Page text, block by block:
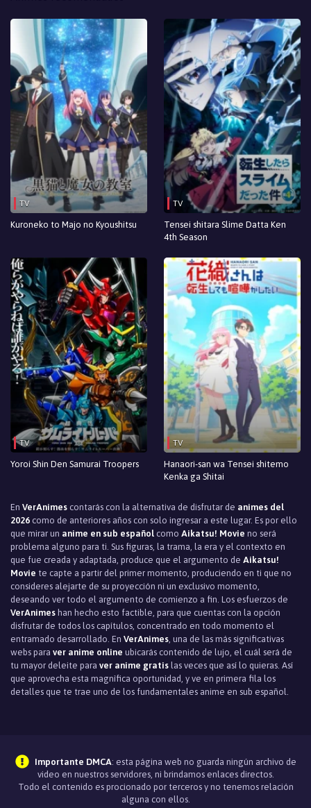
TV
Kuroneko to Majo no Kyoushitsu
TV
Tensei shitara Slime Datta Ken
4th Season
TV
Yoroi Shin Den Samurai Troopers
TV
Hanaori-san wa Tensei shitemo
Kenka ga Shitai
En VerAnimes contarás con la alternativa de disfrutar de animes del
2026 como de anteriores años con solo ingresar a este lugar. Es por ello
que mirar un anime en sub español como Aikatsu! Movie no será
problema alguno para ti. Sus figuras, la trama, la era y el contexto en
que fue creada y adaptada, produce que el argumento de Aikatsu!
Movie te capte a partir del primer momento, produciendo en ti que no
consideres alejarte de su proyección ni un exclusivo momento,
deseando ver todo el argumento de comienzo a fin. Los esfuerzos de
VerAnimes han hecho esto factible, para que cuentas con la opción
disfrutar de todos los capítulos, concentrado en todo momento el
entramado desarrollado. En VerAnimes , una de las más significativas
webs para ver anime online ubicarás contenido de lujo, el cuál será de
tu mayor deleite para ver anime gratis las veces que así lo quieras. Así
que aprovecha esta magnìfica oportunidad, y ve en primera fila los
detalles que te trae uno de los fundamentales anime en sub español.
Importante DMCA: esta página web no guarda ningún archivo de
video en nuestros servidores, ni brindamos enlaces directos.
Todo el contenido es procionado por terceros y no tenemos relación
alguna con ellos.